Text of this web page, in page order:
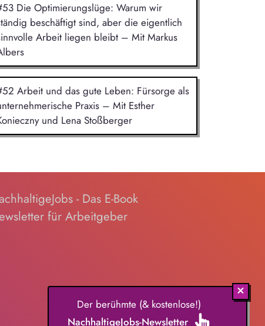
Die Optimierungslüge: Warum wir
beschäftigt sind, aber die eigentlich
Arbeit liegen bleibt – Mit Markus
Arbeit und das gute Leben: Fürsorge als
Praxis – Mit Esther
und Lena Stoßberger
- Das E-Book
für Arbeitgeber
Der berühmte (& kostenlose!)
NachhaltigeJobs-Newsletter